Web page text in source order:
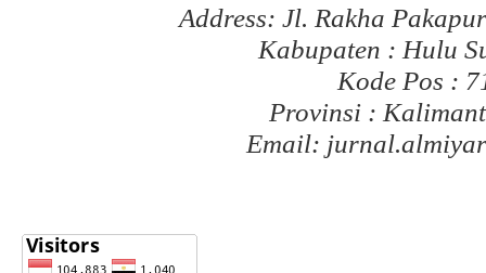
Address: Jl. Rakha
Kabupaten : Hulu
Kode Pos :
Provinsi :
Email: